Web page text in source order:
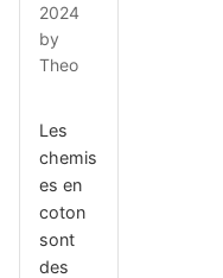
2024
by
Theo
Les
chemis
es en
coton
sont
des